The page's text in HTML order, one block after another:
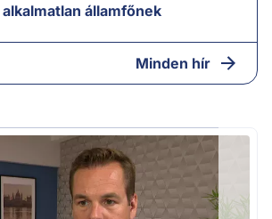
államfőnek
Minden hír